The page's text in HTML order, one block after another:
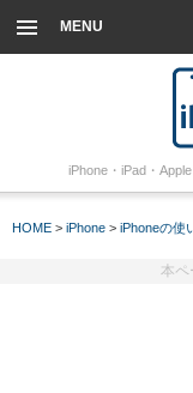
MENU
iPhone・iPad・
HOME > iPhone > iPhoneの使
本ペ